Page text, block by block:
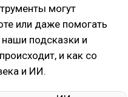
могут
или даже помогать
подсказки и
и как со
и ИИ.